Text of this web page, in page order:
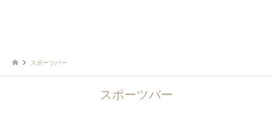
スポーツバー
スポーツバー